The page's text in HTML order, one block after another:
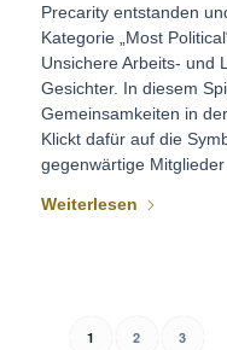
Precarity entstanden
Kategorie „Most
Unsichere Arbeits- und
Gesichter. In diesem
Gemeinsamkeiten in
Klickt dafür auf die
gegenwärtige
Weiterlesen
1 2 3